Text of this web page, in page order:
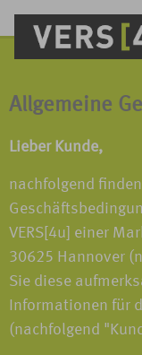
Allgemeine
Lieber Kunde,
nachfolgend
VERS[4u] einer
30625 Hannover
Sie diese
Informationen für
(nachfolgend